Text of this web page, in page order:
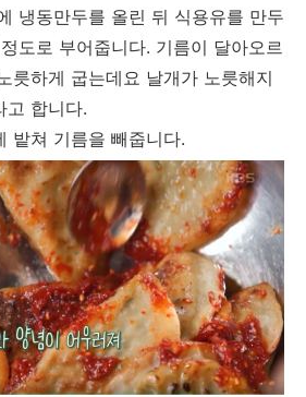
냉동만두를 올린 뒤 식용유를 만두
도로 부어줍니다. 기름이 달아오르
릇하게 굽는데요 날개가 노릇해지
고 합니다.
밭쳐 기름을 빼줍니다.